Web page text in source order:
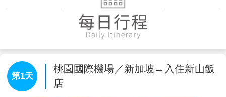
第1天
桃園國際機場／新加坡→入住新山飯
店